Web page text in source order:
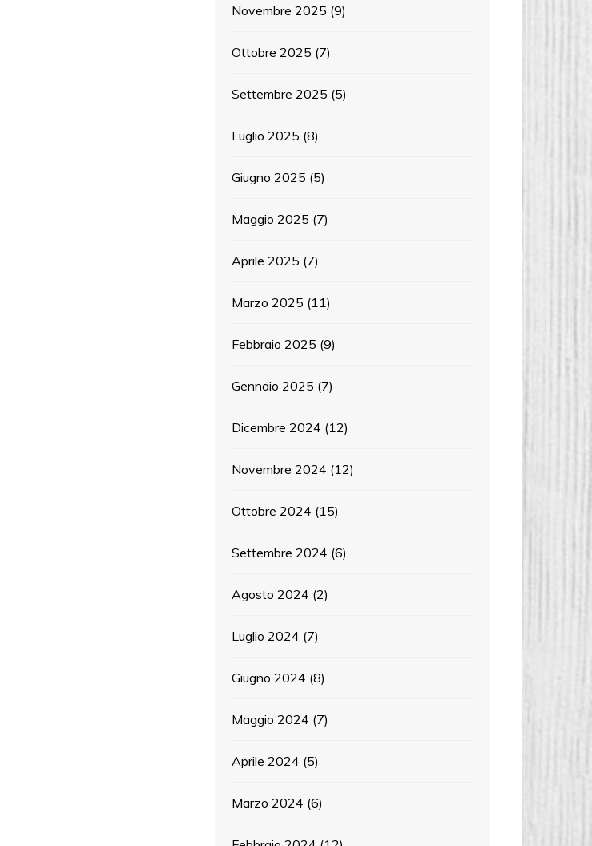
Novembre 2025 (9)
Ottobre 2025 (7)
Settembre 2025 (5)
Luglio 2025 (8)
Giugno 2025 (5)
Maggio 2025 (7)
Aprile 2025 (7)
Marzo 2025 (11)
Febbraio 2025 (9)
Gennaio 2025 (7)
Dicembre 2024 (12)
Novembre 2024 (12)
Ottobre 2024 (15)
Settembre 2024 (6)
Agosto 2024 (2)
Luglio 2024 (7)
Giugno 2024 (8)
Maggio 2024 (7)
Aprile 2024 (5)
Marzo 2024 (6)